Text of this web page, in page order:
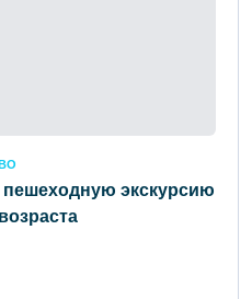
экскурсию